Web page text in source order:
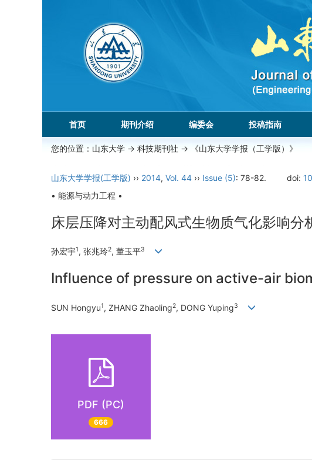
首页 期刊介绍 编委会 投稿指南
您的位置： 山东大学 -> 科技期刊社 -> 《山东大学学报（工学版）》
山东大学学报(工学版) ›› 2014, Vol. 44 ›› Issue (5): 78-82. doi:
• 能源与动力工程 •
床层压降对主动配风式生物质气化影响分
孙宏宇1, 张兆玲2, 董玉平3
Influence of pressure on active-air
SUN Hongyu1, ZHANG Zhaoling2, DONG Yuping3
PDF (PC)
666